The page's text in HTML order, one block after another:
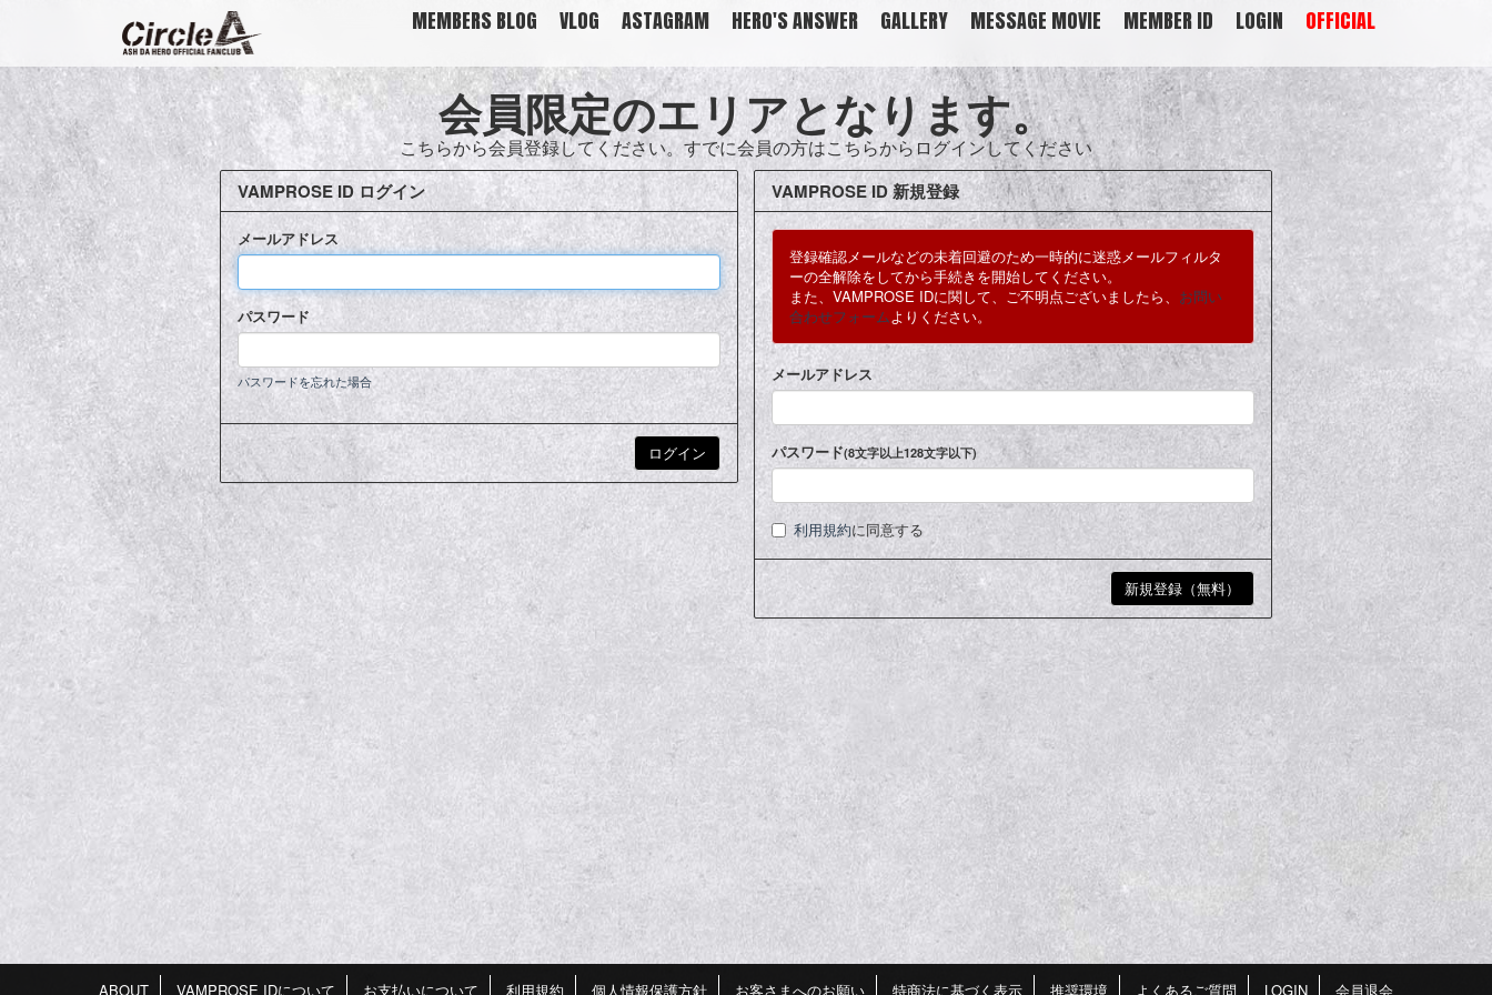
MEMBERS BLOG VLOG ASTAGRAM HERO'S ANSWER GALLERY MESSAGE MOVIE MEMBER ID LOGIN OFFICIAL
会員限定のエリアとなります。
こちらから会員登録してください。すでに会員の方はこちらからログインしてください
VAMPROSE ID ログイン
メールアドレス
パスワード
パスワードを忘れた場合
VAMPROSE ID 新規登録
登録確認メールなどの未着回避のため一時的に迷惑メールフィルタ
ーの全解除をしてから手続きを開始してください。
また、VAMPROSE IDに関して、ご不明点ございましたら、 お問い
合わせフォームよりください。
メールアドレス
パスワード(8文字以上128文字以下)
利用規約に同意する
ABOUT VAMPROSE IDについて お支払いについて 利用規約 個人情報保護方針 お客さまへのお願い 特商法に基づく表示 推奨環境 よくあるご質問 LOGIN 会員退会